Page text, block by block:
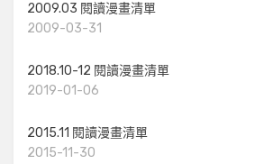
2009.03 閱讀漫畫清單
2009-03-31
2018.10-12 閱讀漫畫清單
2019-01-06
2015.11 閱讀漫畫清單
2015-11-30